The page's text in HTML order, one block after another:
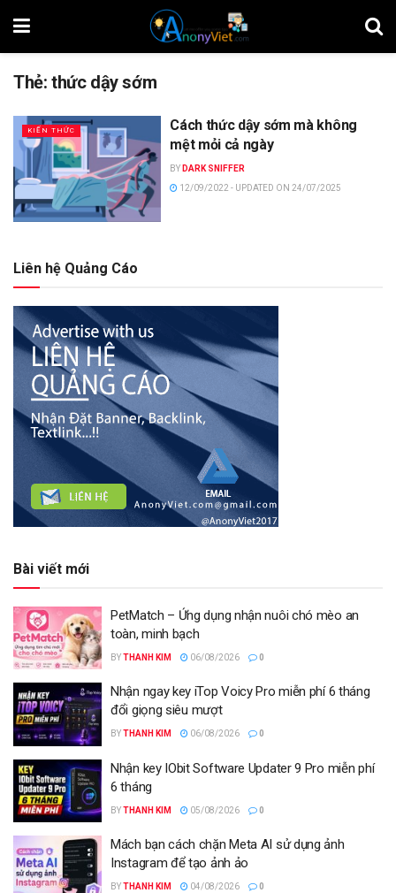
Thẻ:thức dậy sớm
KIẾN THỨC
Cách thức dậy sớm mà không
mệt mỏi cả ngày
BY DARK SNIFFER
12/09/2022 - UPDATED ON 24/07/2025
Liên hệ Quảng Cáo
Bài viết mới
PetMatch – Ứng dụng nhận nuôi chó mèo an
toàn, minh bạch
BYTHANH KIM 06/08/2026 0
Nhận ngay key iTop Voicy Pro miễn phí 6 tháng
đổi giọng siêu mượt
BYTHANH KIM 06/08/2026 0
Nhận key IObit Software Updater 9 Pro miễn phí
6 tháng
BYTHANH KIM 05/08/2026 0
Mách bạn cách chặn Meta AI sử dụng ảnh
Instagram để tạo ảnh ảo
BYTHANH KIM 04/08/2026 0